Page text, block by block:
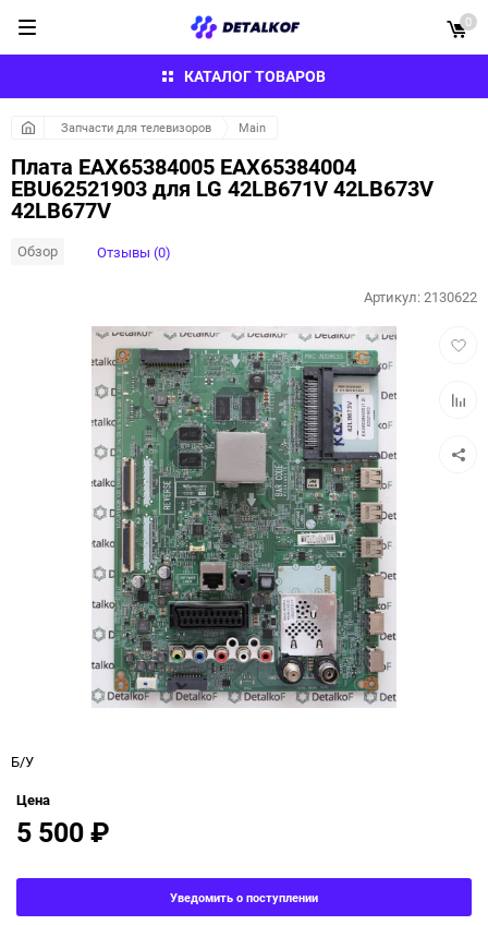
КАТАЛОГ ТОВАРОВ
0
Запчасти для телевизоров Main
Плата EAX65384005 EAX65384004
EBU62521903 для LG 42LB671V 42LB673V
42LB677V
Обзор Отзывы (0)
Артикул:2130622
Б/У
Цена
5 500₽
Уведомить о поступлении